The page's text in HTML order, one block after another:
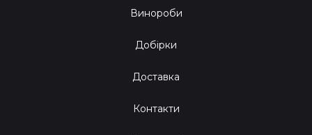
Винороби
Добірки
Доставка
Контакти